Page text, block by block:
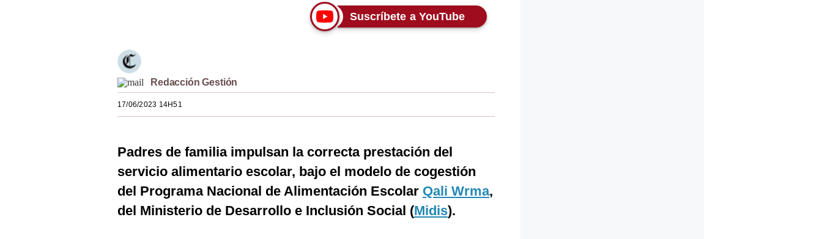
Suscríbete a YouTube
Redacción Gestión
17/06/2023 14H51
Padres de familia impulsan la correcta prestación del
servicio alimentario escolar, bajo el modelo de cogestión
del Programa Nacional de Alimentación Escolar Qali Wrma,
del Ministerio de Desarrollo e Inclusión Social (Midis).